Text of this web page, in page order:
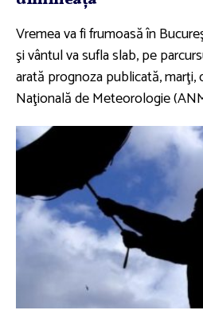
Vremea va fi frumoasă în
şi vântul va sufla slab, pe
arată prognoza publicată, marţi,
Naţională de Meteorologie